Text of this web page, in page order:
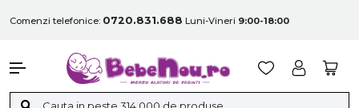
Comenzi telefonice: 0720.831.688 Luni-Vineri 9:00-18:00